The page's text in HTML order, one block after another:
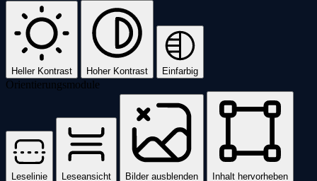
Heller Kontrast Hoher Kontrast Einfarbig
Orientierungsmodule
Leselinie Leseansicht Bilder ausblenden Inhalt hervorheben